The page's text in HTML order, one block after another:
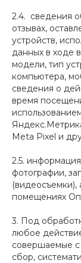
2.4. сведения
отзывах,
устройств,
данных в ходе
модели, тип
компьютера,
сведения о
время
Meta Pixel и
2.5.
фотографии,
(видеосъемки),
помещениях
3. Под
любое
совершаемые
сбор,